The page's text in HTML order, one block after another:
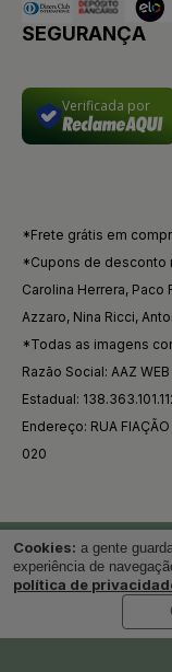
SEGURANÇA
Verificada por
*Frete grátis em
*Cupons de desconto
Carolina Herrera, Paco
Azzaro, Nina Ricci,
*Todas as imagens
Razão Social: AAZ
Estadual:
Endereço: RUA
020
Desenvolvido
Cookies: a gente
experiência de
política de